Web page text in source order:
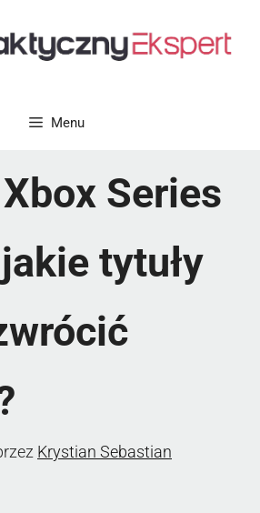
Menu
Series
tytuły
Krystian Sebastian